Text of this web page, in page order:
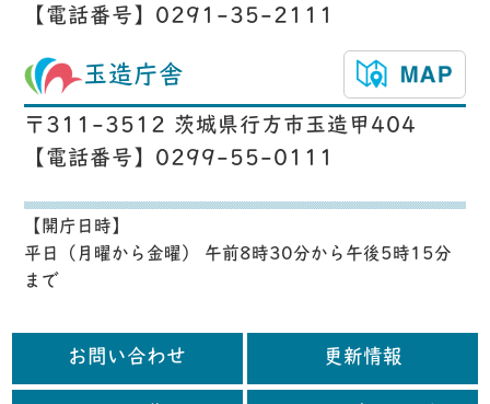
【電話番号】0291-35-2111
玉造庁舎
〒311-3512 茨城県行方市玉造甲404
【電話番号】0299-55-0111
【開庁日時】
平日（月曜から金曜） 午前8時30分から午後5時15分
まで
お問い合わせ 更新情報